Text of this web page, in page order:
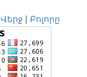
Վերջ | Բոլորը